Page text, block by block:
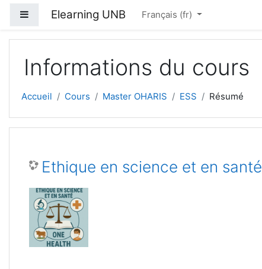
Panneau latéral
Elearning UNB Français ‎(fr)‎
Informations du cours
Accueil Cours Master OHARIS ESS Résumé
Ethique en science et en santé